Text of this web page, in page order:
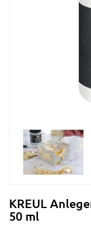
KREUL
50 ml